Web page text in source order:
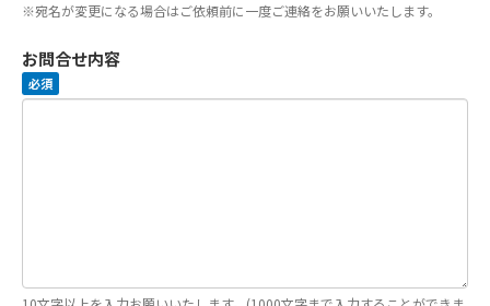
※宛名が変更になる場合はご依頼前に一度ご連絡をお願いいたします。
お問合せ内容
必須